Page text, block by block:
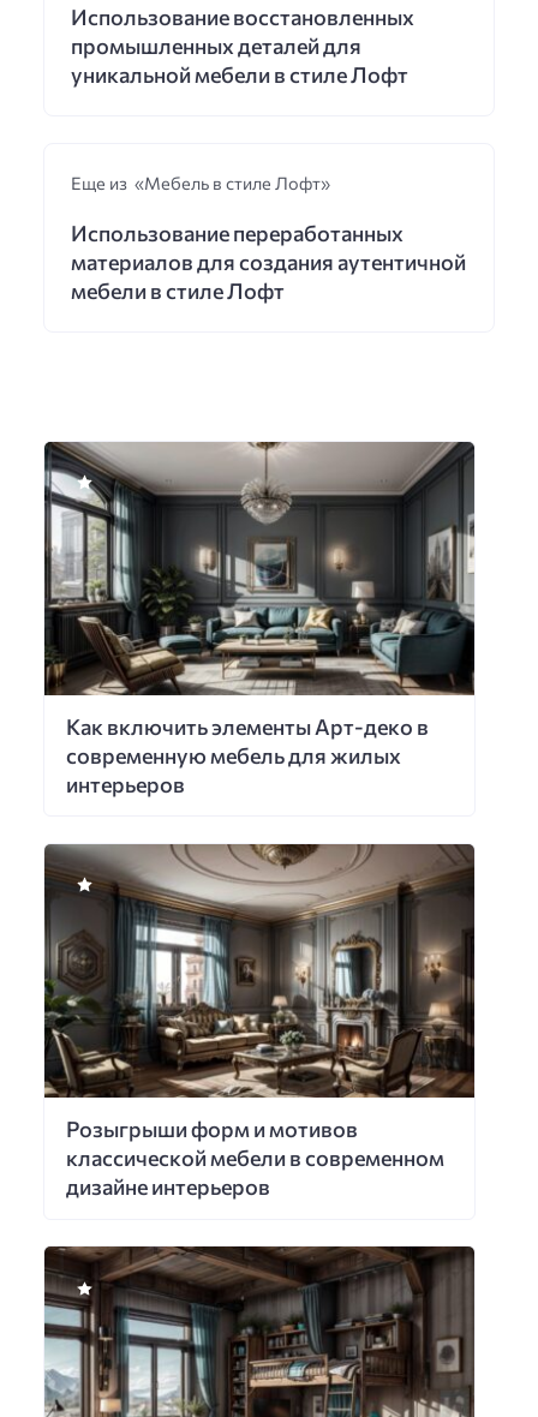
Использование восстановленных
промышленных деталей для
уникальной мебели в стиле Лофт
Еще из «Мебель в стиле Лофт»
Использование переработанных
материалов для создания аутентичной
мебели в стиле Лофт
Как включить элементы Арт-деко в
современную мебель для жилых
интерьеров
Розыгрыши форм и мотивов
классической мебели в современном
дизайне интерьеров